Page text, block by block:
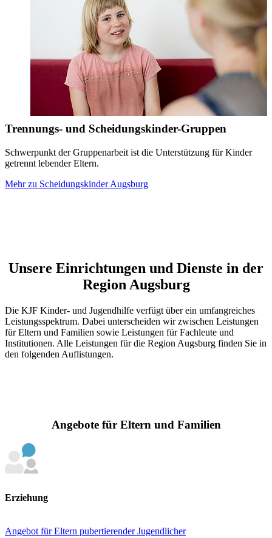
Trennungs- und Scheidungskinder-Gruppen
Schwerpunkt der Gruppenarbeit ist die Unterstützung für Kinder
getrennt lebender Eltern.
Mehr zu Scheidungskinder Augsburg
Unsere Einrichtungen und Dienste in der
Region Augsburg
Die KJF Kinder- und Jugendhilfe verfügt über ein umfangreiches
Leistungsspektrum. Dabei unterscheiden wir zwischen Leistungen
für Eltern und Familien sowie Leistungen für Fachleute und
Institutionen. Alle Leistungen für die Region Augsburg finden Sie in
den folgenden Auflistungen.
Angebote für Eltern und Familien
Erziehung
Angebot für Eltern pubertierender Jugendlicher